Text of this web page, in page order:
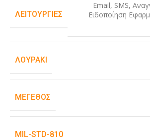
ΛΕΙΤΟΥΡΓΊΕΣ
Email, SMS,
Ειδοποίηση
ΛΟΥΡΆΚΙ
ΜΈΓΕΘΟΣ
MIL-STD-810